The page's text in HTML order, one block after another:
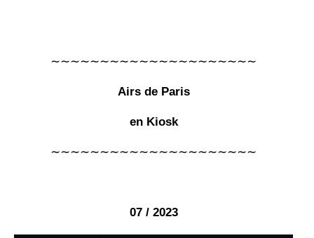
∼∼∼∼∼∼∼∼∼∼∼∼∼∼∼∼∼∼∼∼∼
Airs de Paris
en Kiosk
∼∼∼∼∼∼∼∼∼∼∼∼∼∼∼∼∼∼∼∼∼
07 / 2023